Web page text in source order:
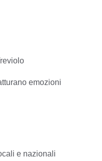
emozioni
e nazionali